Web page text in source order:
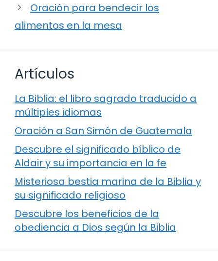
Oración para bendecir los
alimentos en la mesa
Artículos
La Biblia: el libro sagrado traducido a
múltiples idiomas
Oración a San Simón de Guatemala
Descubre el significado bíblico de
Aldair y su importancia en la fe
Misteriosa bestia marina de la Biblia y
su significado religioso
Descubre los beneficios de la
obediencia a Dios según la Biblia